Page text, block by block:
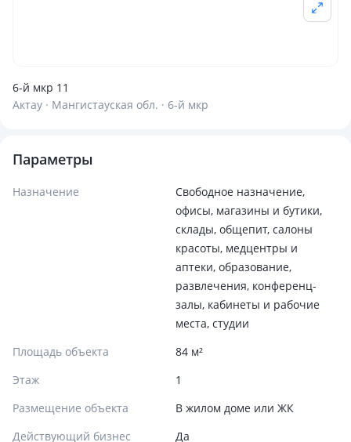
6-й мкр 11
Актау · Мангистауская обл. · 6-й мкр
Параметры
Назначение
Свободное назначение,
офисы, магазины и бутики,
склады, общепит, салоны
красоты, медцентры и
аптеки, образование,
развлечения, конференц-
залы, кабинеты и рабочие
места, студии
Площадь объекта
84 м²
Этаж
1
Размещение объекта
В жилом доме или ЖК
Действующий бизнес
Да